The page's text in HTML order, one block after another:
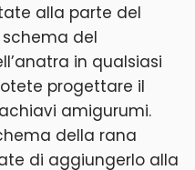
alla parte del
schema del
in qualsiasi
progettare il
amigurumi.
della rana
di aggiungerlo alla